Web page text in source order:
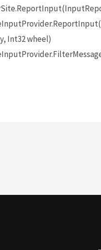
Int32 wheel)